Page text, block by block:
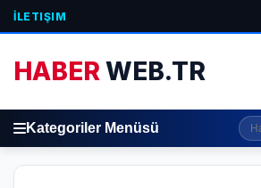
İLETIŞIM
HABERWEB.TR
Kategoriler Menüsü